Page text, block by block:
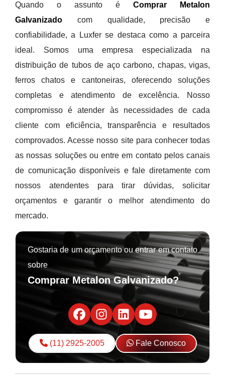
Quando o assunto é Comprar Metalon
Galvanizado com qualidade, precisão e
confiabilidade, a Luxfer se destaca como a parceira
ideal. Somos uma empresa especializada na
distribuição de tubos de aço carbono, chapas, vigas,
ferros chatos e cantoneiras, oferecendo soluções
completas e atendimento de excelência. Nosso
compromisso é atender às necessidades de cada
cliente com eficiência, transparência e resultados
comprovados. Acesse nosso site para conhecer todas
as nossas soluções ou entre em contato pelos canais
de comunicação disponíveis e fale diretamente com
nossos atendentes para tirar dúvidas, solicitar
orçamentos e garantir o melhor atendimento do
mercado.
Gostaria de um orçamento ou entrar em contato
sobre
Comprar Metalon Galvanizado?
(11) 2925-2005 Fale Conosco